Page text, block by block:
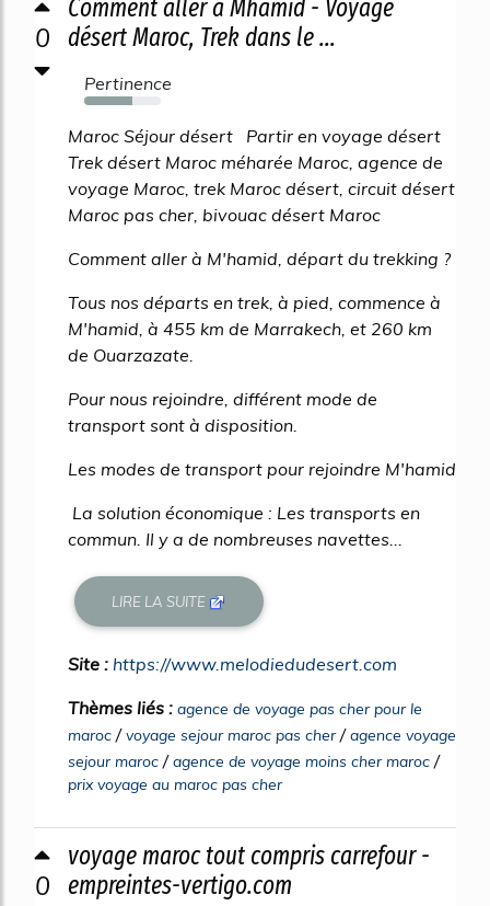
0
Comment aller à Mhamid - Voyage
désert Maroc, Trek dans le ...
Pertinence
63%
Maroc Séjour désert Partir en voyage désert
Trek désert Maroc méharée Maroc, agence de
voyage Maroc, trek Maroc désert, circuit désert
Maroc pas cher, bivouac désert Maroc
Comment aller à M'hamid, départ du trekking ?
Tous nos départs en trek, à pied, commence à
M'hamid, à 455 km de Marrakech, et 260 km
de Ouarzazate.
Pour nous rejoindre, différent mode de
transport sont à disposition.
Les modes de transport pour rejoindre M'hamid
La solution économique : Les transports en
commun. Il y a de nombreuses navettes...
LIRE LA SUITE
Site : https://www.melodiedudesert.com
Thèmes liés : agence de voyage pas cher pour le
maroc /voyage sejour maroc pas cher/agence voyage
sejour maroc /agence de voyage moins cher maroc /
prix voyage au maroc pas cher
0
voyage maroc tout compris carrefour -
empreintes-vertigo.com